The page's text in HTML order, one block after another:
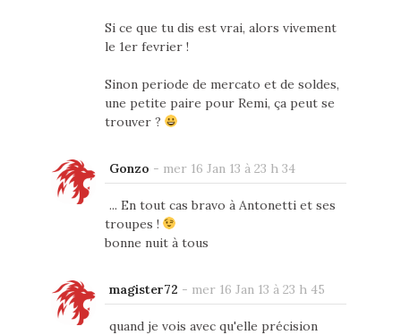
Si ce que tu dis est vrai, alors vivement
le 1er fevrier !
Sinon periode de mercato et de soldes,
une petite paire pour Remi, ça peut se
trouver ?
Gonzo - mer 16 Jan 13 à 23 h 34
... En tout cas bravo à Antonetti et ses
troupes !
bonne nuit à tous
magister72 - mer 16 Jan 13 à 23 h 45
quand je vois avec qu'elle précision